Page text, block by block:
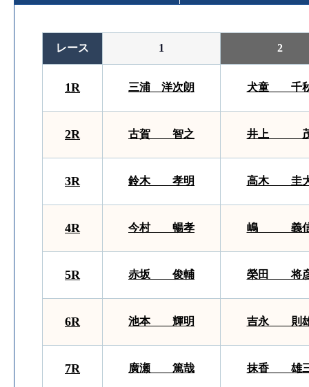
レース 1 2
1R 三浦 洋次朗 犬童 千
2R 古賀 智之 井上
3R 鈴木 孝明 高木 圭
4R 今村 暢孝 嶋 義
5R 赤坂 俊輔 榮田 将
6R 池本 輝明 吉永 則
7R 廣瀬 篤哉 抹香 雄